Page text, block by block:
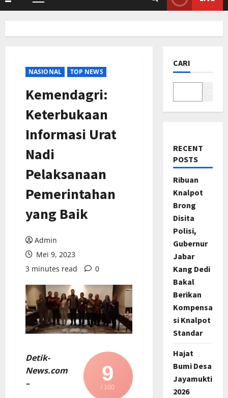
Primary
NASIONAL TOP NEWS
Kemendagri:
Keterbukaan
Informasi Urat
Nadi
Pelaksanaan
Pemerintahan
yang Baik
Admin
Mei 9, 2023
3 minutes read
0
9
/ 100
Detik-
News.com
–
CARI
RECENT
POSTS
Ribuan
Knalpot
Brong
Disita
Polisi,
Gubernur
Jabar
Kang Dedi
Bakal
Berikan
Kompensa
si Knalpot
Standar
Hajat
Bumi Desa
Jayamukti
2026